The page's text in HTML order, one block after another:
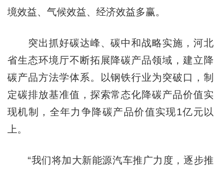
境效益、气候效益、经济效益多赢。
突出抓好碳达峰、碳中和战略实施，河北
省生态环境厅不断拓展降碳产品领域，建立降
碳产品方法学体系。以钢铁行业为突破口，制
定碳排放基准值，探索常态化降碳产品价值实
现机制，全年力争降碳产品价值实现1亿元以
上。
“我们将加大新能源汽车推广力度，逐步推